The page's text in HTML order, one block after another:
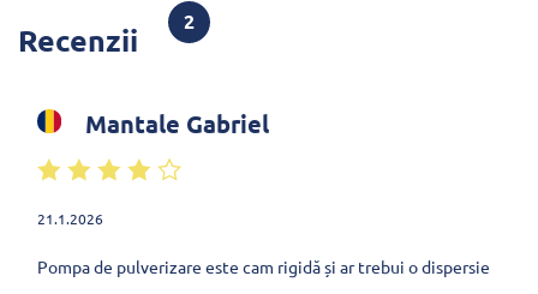
Recenzii 2
Mantale Gabriel
21.1.2026
Pompa de pulverizare este cam rigidă și ar trebui o dispersie